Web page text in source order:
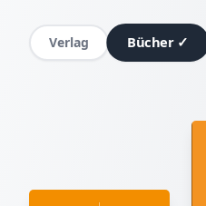
Verlag Bücher ✓